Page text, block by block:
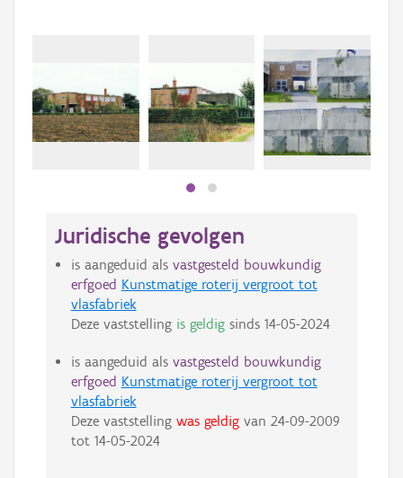
Juridische gevolgen
is aangeduid als vastgesteld bouwkundig
erfgoed Kunstmatige roterij vergroot tot
vlasfabriek
Deze vaststelling is geldigsinds 14-05-2024
is aangeduid als vastgesteld bouwkundig
erfgoed Kunstmatige roterij vergroot tot
vlasfabriek
Deze vaststelling was geldigvan 24-09-2009
tot 14-05-2024